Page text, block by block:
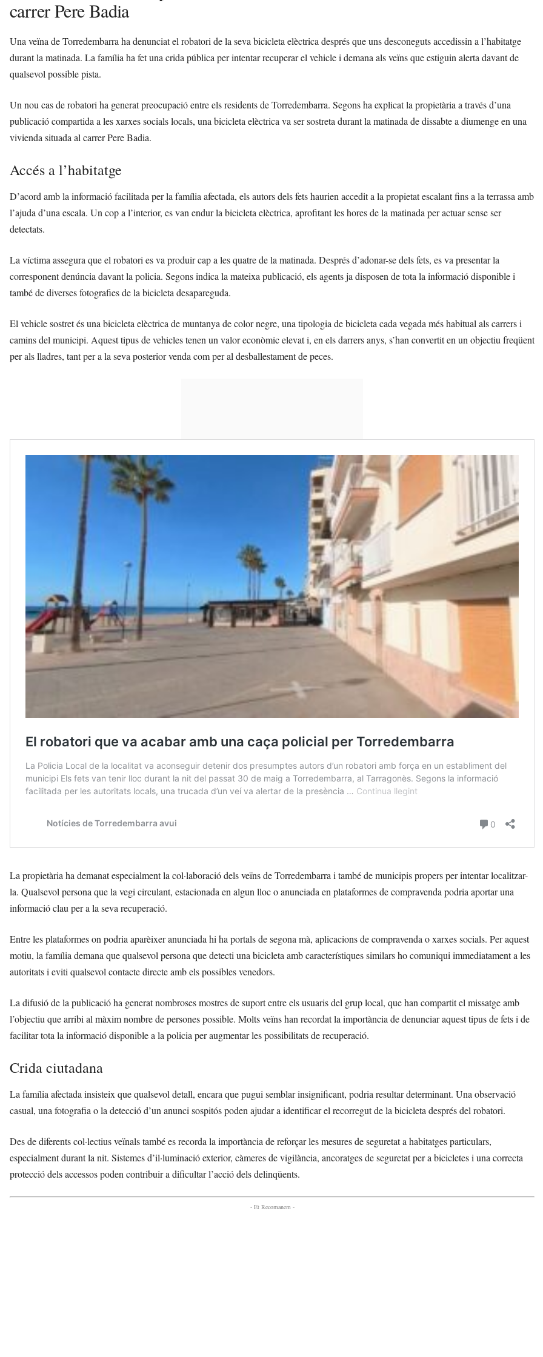
carrer Pere Badia
Una veïna de Torredembarra ha denunciat el robatori de la seva bicicleta elèctrica després que uns desconeguts accedissin a l’habitatge
durant la matinada. La família ha fet una crida pública per intentar recuperar el vehicle i demana als veïns que estiguin alerta davant de
qualsevol possible pista.
Un nou cas de robatori ha generat preocupació entre els residents de Torredembarra. Segons ha explicat la propietària a través d’una
publicació compartida a les xarxes socials locals, una bicicleta elèctrica va ser sostreta durant la matinada de dissabte a diumenge en una
vivienda situada al carrer Pere Badia.
Accés a l’habitatge
D’acord amb la informació facilitada per la família afectada, els autors dels fets haurien accedit a la propietat escalant fins a la terrassa amb
l’ajuda d’una escala. Un cop a l’interior, es van endur la bicicleta elèctrica, aprofitant les hores de la matinada per actuar sense ser
detectats.
La víctima assegura que el robatori es va produir cap a les quatre de la matinada. Després d’adonar-se dels fets, es va presentar la
corresponent denúncia davant la policia. Segons indica la mateixa publicació, els agents ja disposen de tota la informació disponible i
també de diverses fotografies de la bicicleta desapareguda.
El vehicle sostret és una bicicleta elèctrica de muntanya de color negre, una tipologia de bicicleta cada vegada més habitual als carrers i
camins del municipi. Aquest tipus de vehicles tenen un valor econòmic elevat i, en els darrers anys, s’han convertit en un objectiu freqüent
per als lladres, tant per a la seva posterior venda com per al desballestament de peces.
La propietària ha demanat especialment la col·laboració dels veïns de Torredembarra i també de municipis propers per intentar localitzar-
la. Qualsevol persona que la vegi circulant, estacionada en algun lloc o anunciada en plataformes de compravenda podria aportar una
informació clau per a la seva recuperació.
Entre les plataformes on podria aparèixer anunciada hi ha portals de segona mà, aplicacions de compravenda o xarxes socials. Per aquest
motiu, la família demana que qualsevol persona que detecti una bicicleta amb característiques similars ho comuniqui immediatament a les
autoritats i eviti qualsevol contacte directe amb els possibles venedors.
La difusió de la publicació ha generat nombroses mostres de suport entre els usuaris del grup local, que han compartit el missatge amb
l’objectiu que arribi al màxim nombre de persones possible. Molts veïns han recordat la importància de denunciar aquest tipus de fets i de
facilitar tota la informació disponible a la policia per augmentar les possibilitats de recuperació.
Crida ciutadana
La família afectada insisteix que qualsevol detall, encara que pugui semblar insignificant, podria resultar determinant. Una observació
casual, una fotografia o la detecció d’un anunci sospitós poden ajudar a identificar el recorregut de la bicicleta després del robatori.
Des de diferents col·lectius veïnals també es recorda la importància de reforçar les mesures de seguretat a habitatges particulars,
especialment durant la nit. Sistemes d’il·luminació exterior, càmeres de vigilància, ancoratges de seguretat per a bicicletes i una correcta
protecció dels accessos poden contribuir a dificultar l’acció dels delinqüents.
- Et Recomanem -